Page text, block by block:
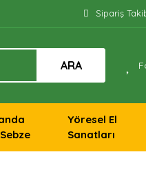
Sipariş
ARA
Yöresel El
Sanatları